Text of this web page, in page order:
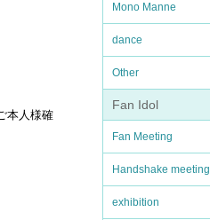
Mono Manne
dance
Other
Fan Idol
Fan Meeting
Handshake meeting
exhibition
本人様確